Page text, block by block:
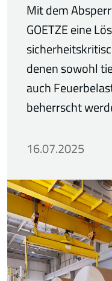
Mit dem
GOETZE eine
denen sowohl
auch
beherrscht
16.07.2025